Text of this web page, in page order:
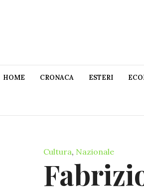
HOME CRONACA ESTERI
Cultura, Nazionale